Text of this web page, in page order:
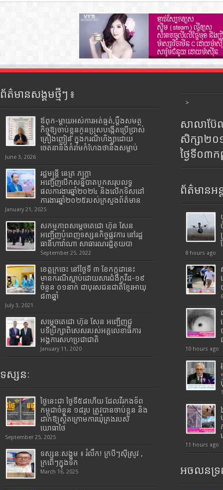
ព័ត៌មានសង្គមថ្មីៗ ៖
ឪពុក-ម្ដាយអស់ការអត់ធ្មត់,ប្ដឹងសមត្ថ
កិច្ចឱ្យចាប់ខ្លួនកូនប្រុសបង្កើតប្រើប្រាស់
គ្រឿងញៀន ក្នុងករណីហិង្សាដោយ
ចេតនានិងគំរាមកំហែងថានឹងសម្លាប់
June 3, 2026
រដ្ឋមន្រ្តី​ នេត្រ​ ភក្ត្រា​
អញ្ជើញបើកសន្និបាតបូកសរុបលទ្ធ
ផលការងារឆ្នាំ២០២៤ និងលើកទិសដៅ
ការងារឆ្នាំ២០២៥របស់​ក្រសួង​ព័ត៌មាន​
January 21, 2025
សកម្មភាពសម្តេចតេជោ ហ៊ុន សែន
អញ្ជើញបំពេញទស្សនកិច្ចផ្លូវការ នៅរដ្ឋ
ធានីហាវ៉ាណា សាធារណរដ្ឋគុយបា
September 25, 2022
ខេត្តក្រចេះ នៅថ្ងៃទី ៣ ខែកក្កដានេះ
មានករណីស្លាប់ដោយសារជំងឺកូវីដ-១៩
ចំនួន ០១នាក់ ជាបុរសជនជាតិខ្មែរអាយុ
៨៣ឆ្នាំ
July 3, 2021
សម្តេចតេជោ ហ៊ុន សែន អញ្ជើញជួ
បទីប្រឹក្សាពិសេសរបស់អគ្គលេខាធិការ
អង្គការសហប្រជាជាតិ
January 11, 2020
ទស្សនៈ
ថ្ងៃនេះជា ថ្ងៃទី៥៨ហើយ ដែលវីរកងទ័ព
កម្ពុជាចំនួន ១៨រូប ត្រូវបានចាប់ខ្លួន និង
ដាក់ឱ្យស្ថិតក្រោមការឃុំគ្រងរបស់
យោធាថៃ
September 25, 2025
ទស្សនៈសង្គម ៖ រំលឹក! ក្របីៗស៊ីស្រូវ ,
ក្រពើៗក្នុងទឹក
March 16, 2025
>
សាលាប៊ែ
សិក្សា២
ថ្ងៃទី០៣
ព័ត៌មានអន្
8 hours ago
10 hours ago
11 hours ago
អចលនទ្រ